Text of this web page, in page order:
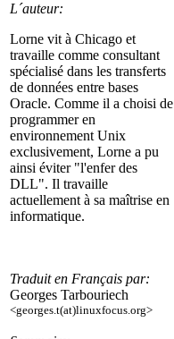
L´auteur:
Lorne vit à Chicago et
travaille comme consultant
spécialisé dans les transferts
de données entre bases
Oracle. Comme il a choisi de
programmer en
environnement Unix
exclusivement, Lorne a pu
ainsi éviter "l'enfer des
DLL". Il travaille
actuellement à sa maîtrise en
informatique.
Traduit en Français par:
Georges Tarbouriech
<georges.t(at)linuxfocus.org>